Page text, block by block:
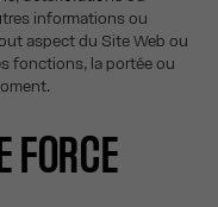
informations ou
aspect du Site Web ou
fonctions, la portée ou
FORCE